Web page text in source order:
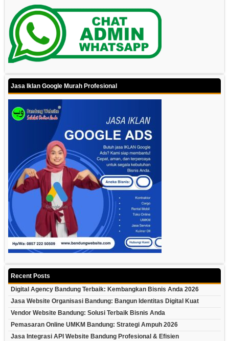
Jasa Iklan Google Murah Profesional
Recent Posts
Digital Agency Bandung Terbaik: Kembangkan Bisnis Anda 2026
Jasa Website Organisasi Bandung: Bangun Identitas Digital Kuat
Vendor Website Bandung: Solusi Terbaik Bisnis Anda
Pemasaran Online UMKM Bandung: Strategi Ampuh 2026
Jasa Integrasi API Website Bandung Profesional & Efisien